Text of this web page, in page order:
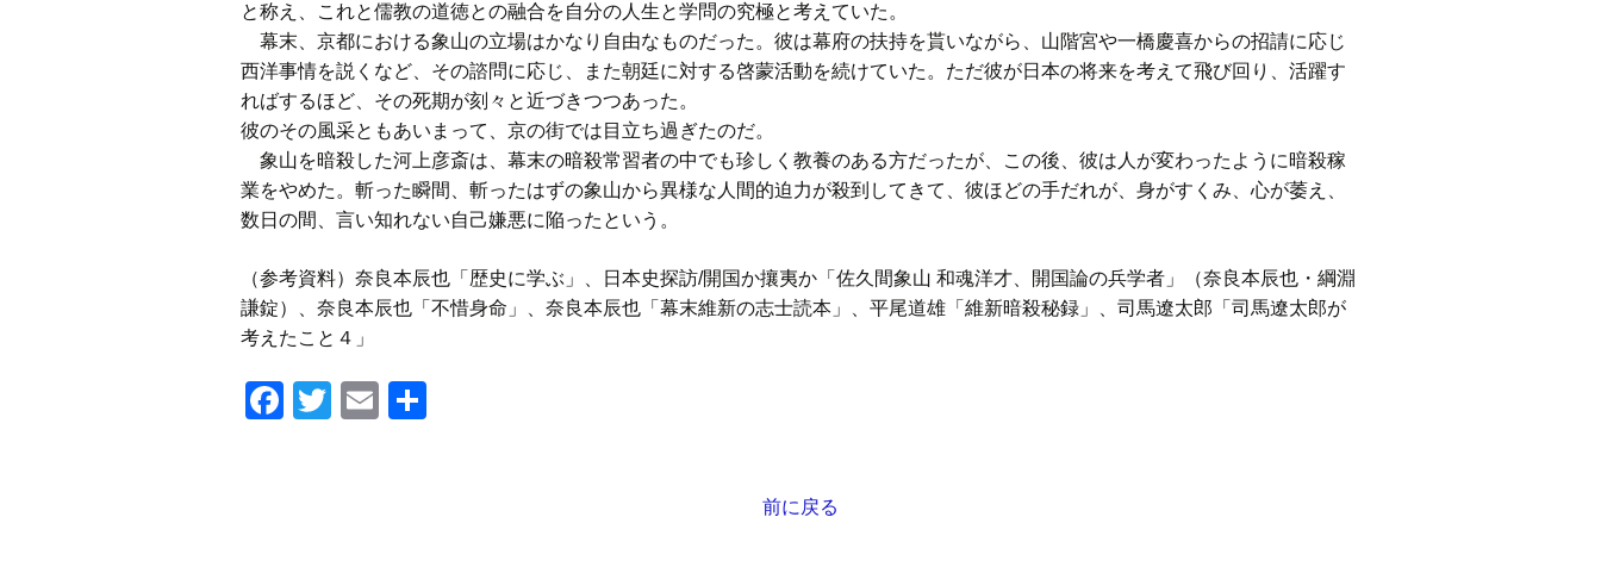
と称え、これと儒教の道徳との融合を自分の人生と学問の究極と考えていた。
幕末、京都における象山の立場はかなり自由なものだった。彼は幕府の扶持を貰いながら、山階宮や一橋慶喜からの招請に応じ
西洋事情を説くなど、その諮問に応じ、また朝廷に対する啓蒙活動を続けていた。ただ彼が日本の将来を考えて飛び回り、活躍す
ればするほど、その死期が刻々と近づきつつあった。
彼のその風采ともあいまって、京の街では目立ち過ぎたのだ。
象山を暗殺した河上彦斎は、幕末の暗殺常習者の中でも珍しく教養のある方だったが、この後、彼は人が変わったように暗殺稼
業をやめた。斬った瞬間、斬ったはずの象山から異様な人間的迫力が殺到してきて、彼ほどの手だれが、身がすくみ、心が萎え、
数日の間、言い知れない自己嫌悪に陥ったという。
（参考資料）奈良本辰也「歴史に学ぶ」、日本史探訪/開国か攘夷か「佐久間象山 和魂洋才、開国論の兵学者」（奈良本辰也・綱淵
謙錠）、奈良本辰也「不惜身命」、奈良本辰也「幕末維新の志士読本」、平尾道雄「維新暗殺秘録」、司馬遼太郎「司馬遼太郎が
考えたこと４」
F
T
E
前に戻る